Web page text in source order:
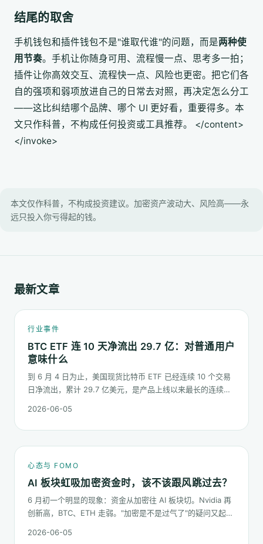
结尾的取舍
手机钱包和插件钱包不是"谁取代谁"的问题，而是两种使
用节奏。手机让你随身可用、流程慢一点、思考多一拍；
插件让你高效交互、流程快一点、风险也更密。把它们各
自的强项和弱项放进自己的日常去对照，再决定怎么分工
——这比纠结哪个品牌、哪个 UI 更好看，重要得多。本
文只作科普，不构成任何投资或工具推荐。 </content>
</invoke>
本文仅作科普，不构成投资建议。加密资产波动大、风险高——永
远只投入你亏得起的钱。
最新文章
行业事件
BTC ETF 连 10 天净流出 29.7 亿：对普通用户
意味什么
到 6 月 4 日为止，美国现货比特币 ETF 已经连续 10 个交易
日净流出，累计 29.7 亿美元，是产品上线以来最长的连续流
什么。
2026-06-05
心态与 FOMO
AI 板块虹吸加密资金时，该不该跟风跳过去？
6 月初一个明显的现象：资金从加密往 AI 板块切。Nvidia 再
创新高，BTC、ETH 走弱。"加密是不是过气了"的疑问又起来
你的心态该怎么稳。
2026-06-05